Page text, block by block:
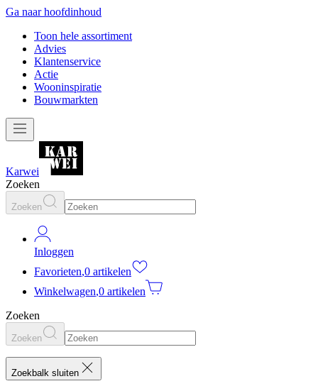
Ga naar hoofdinhoud
Toon hele assortiment
Advies
Klantenservice
Actie
Wooninspiratie
Bouwmarkten
Karwei
Zoeken
Zoeken
Inloggen
Favorieten,0 artikelen
Winkelwagen,0 artikelen
Zoeken
Zoeken
Zoekbalk sluiten